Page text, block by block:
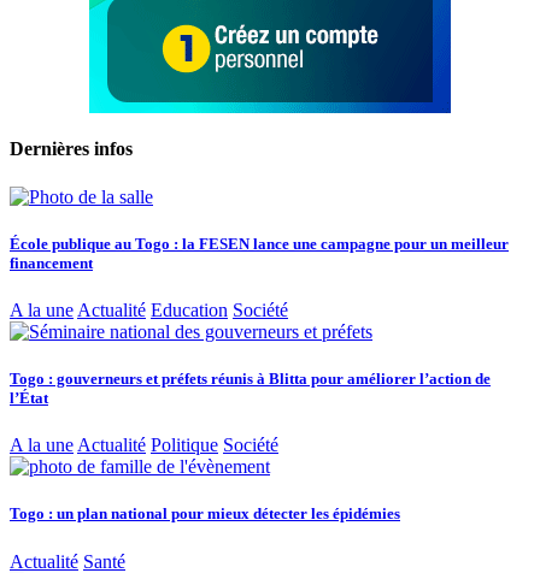
Dernières infos
École publique au Togo : la FESEN lance une campagne pour un meilleur
financement
A la une Actualité Education Société
Togo : gouverneurs et préfets réunis à Blitta pour améliorer l’action de
l’État
A la une Actualité Politique Société
Togo : un plan national pour mieux détecter les épidémies
Actualité Santé